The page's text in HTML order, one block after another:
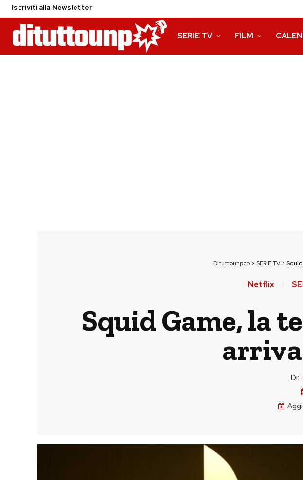
Iscriviti alla Newsletter
SERIE TV FILM
Dituttounpop> SERIE TV>
Netflix
Squid Game, la
Di: